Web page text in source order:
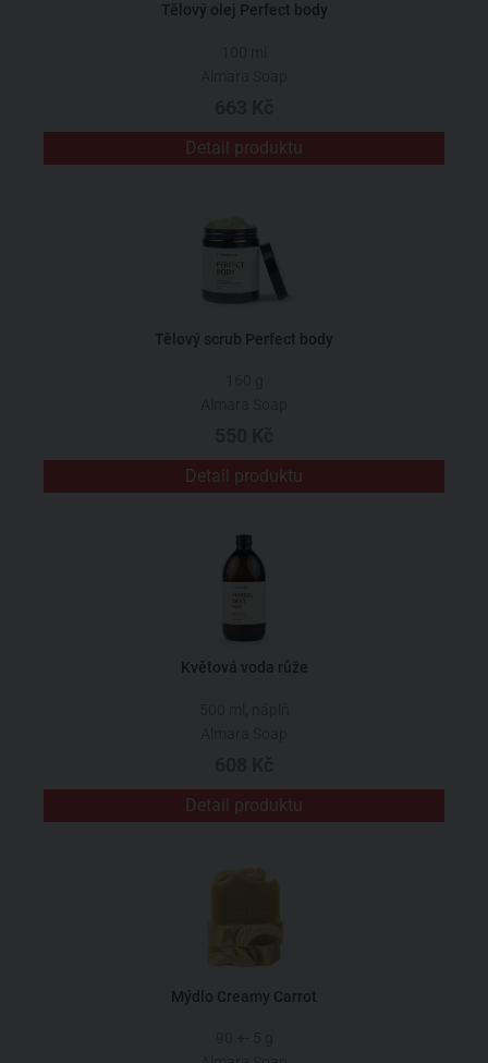
Tělový olej Perfect body
Detail produktu
Tělový scrub Perfect body
Detail produktu
Květová voda růže
Detail produktu
Mýdlo Creamy Carrot